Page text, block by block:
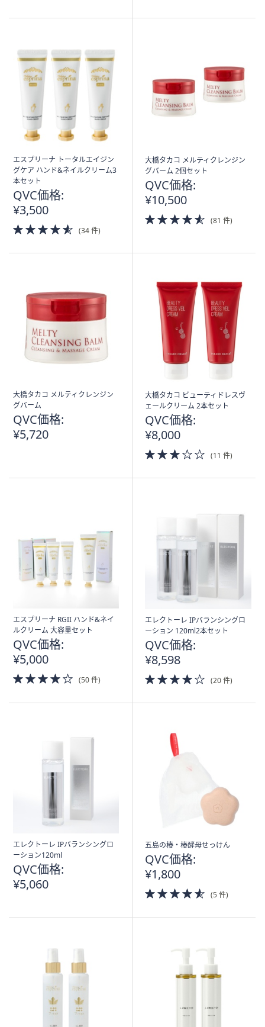
エスプリーナ トータルエイジン
グケア ハンド&ネイルクリーム3
本セット
QVC価格:
¥3,500
4.5
of
(34 件)
大橋タカコ メルティクレンジン
グバーム 2個セット
QVC価格:
¥10,500
4.5
of
(81 件)
大橋タカコ メルティクレンジン
グバーム
QVC価格:
¥5,720
大橋タカコ ビューティドレスヴ
ェールクリーム 2本セット
QVC価格:
¥8,000
3.0
of
(11 件)
エスプリーナ RGII ハンド&ネイ
ルクリーム 大容量セット
QVC価格:
¥5,000
4.0
of
(50 件)
エレクトーレ IPバランシングロ
ーション 120ml2本セット
QVC価格:
¥8,598
4.0
of
(20 件)
エレクトーレ IPバランシングロ
ーション120ml
QVC価格:
¥5,060
五島の椿・椿酵母せっけん
QVC価格:
¥1,800
4.5
of
(5 件)